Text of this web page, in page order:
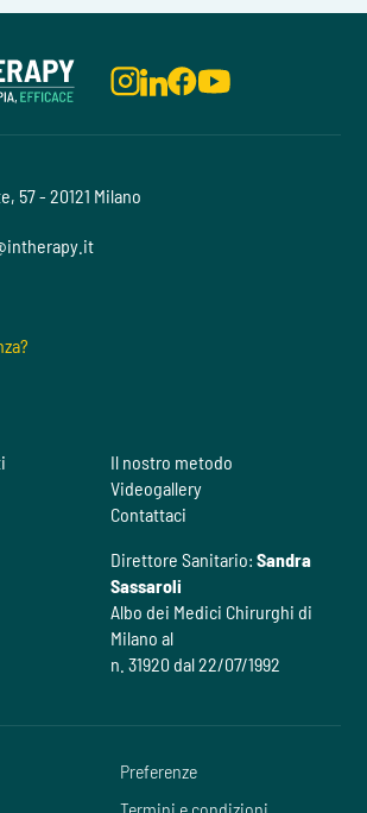
57 - 20121 Milano
Il nostro metodo
Videogallery
Contattaci
Direttore Sanitario: Sandra
Sassaroli
Albo dei Medici Chirurghi di
Milano al
n. 31920 dal 22/07/1992
Preferenze